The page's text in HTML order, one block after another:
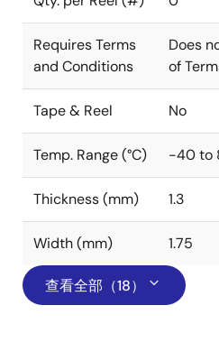
Requires Terms
and Conditions
Does
of
Tape & Reel No
Temp. Range (°C) -40 to
Thickness (mm) 1.3
Width (mm) 1.75
查看全部（18）